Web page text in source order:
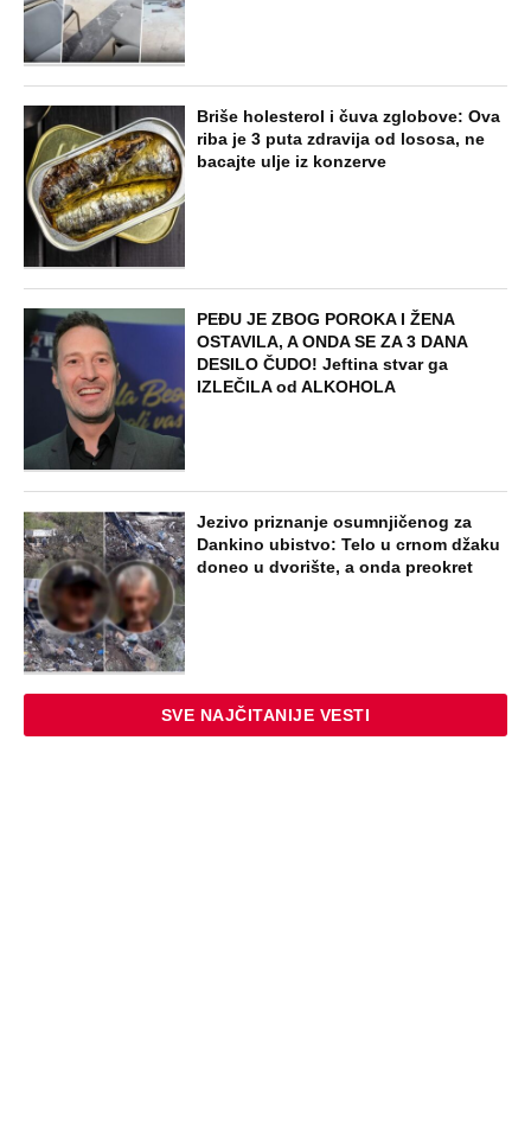
Briše holesterol i čuva zglobove: Ova
riba je 3 puta zdravija od lososa, ne
bacajte ulje iz konzerve
PEĐU JE ZBOG POROKA I ŽENA
OSTAVILA, A ONDA SE ZA 3 DANA
DESILO ČUDO! Jeftina stvar ga
IZLEČILA od ALKOHOLA
Jezivo priznanje osumnjičenog za
Dankino ubistvo: Telo u crnom džaku
doneo u dvorište, a onda preokret
SVE NAJČITANIJE VESTI